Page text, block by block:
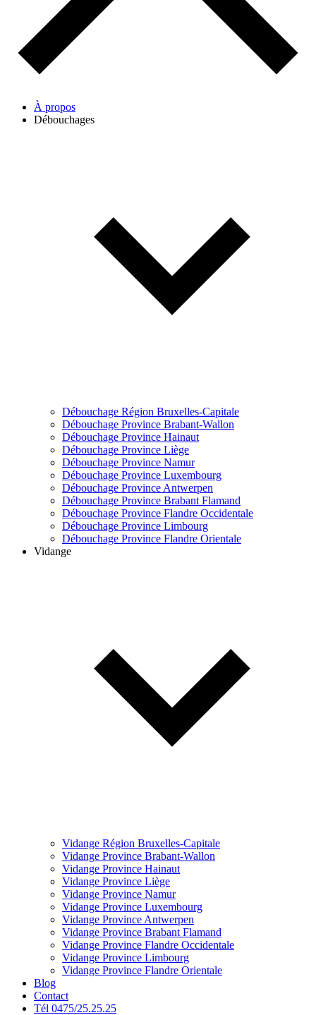
À propos
Débouchages
Débouchage Région Bruxelles-Capitale
Débouchage Province Brabant-Wallon
Débouchage Province Hainaut
Débouchage Province Liège
Débouchage Province Namur
Débouchage Province Luxembourg
Débouchage Province Antwerpen
Débouchage Province Brabant Flamand
Débouchage Province Flandre Occidentale
Débouchage Province Limbourg
Débouchage Province Flandre Orientale
Vidange
Vidange Région Bruxelles-Capitale
Vidange Province Brabant-Wallon
Vidange Province Hainaut
Vidange Province Liège
Vidange Province Namur
Vidange Province Luxembourg
Vidange Province Antwerpen
Vidange Province Brabant Flamand
Vidange Province Flandre Occidentale
Vidange Province Limbourg
Vidange Province Flandre Orientale
Blog
Contact
Tél 0475/25.25.25